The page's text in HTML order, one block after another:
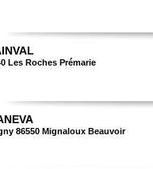
Les Roches Prémarie
86550 Mignaloux Beauvoir